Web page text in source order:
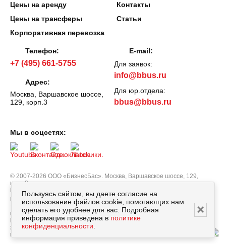
Цены на аренду
Цены на трансферы
Корпоративная перевозка
Контакты
Статьи
Телефон:
+7 (495) 661-5755
Адрес:
Москва, Варшавское шоссе,
129, корп.3
E-mail:
Для заявок:
info@bbus.ru
Для юр.отдела:
bbus@bbus.ru
© 2007-2026 ООО «БизнесБас». Москва, Варшавское шоссе, 129,
корп.3.
Все права защищены.
Вся информация, опубликованная на сайте bbus.ru, в т.ч. цены
товаров, описания, характеристики и комплектации не являются
публичной офертой, определяемой положениями Статьи 437
Гражданского кодекса РФ, и носят исключительно справочный
характер. Договор оферты заключается только после подтверждения
исполнения заказа сотрудником нашей компании.
Мы в соцсетях:
Пользуясь сайтом, вы даете согласие на
использование файлов cookie, помогающих нам
сделать его удобнее для вас. Подробная
информация приведена в политике
конфиденциальности
×